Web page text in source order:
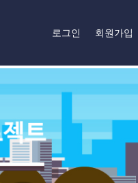
로그인 회원가입